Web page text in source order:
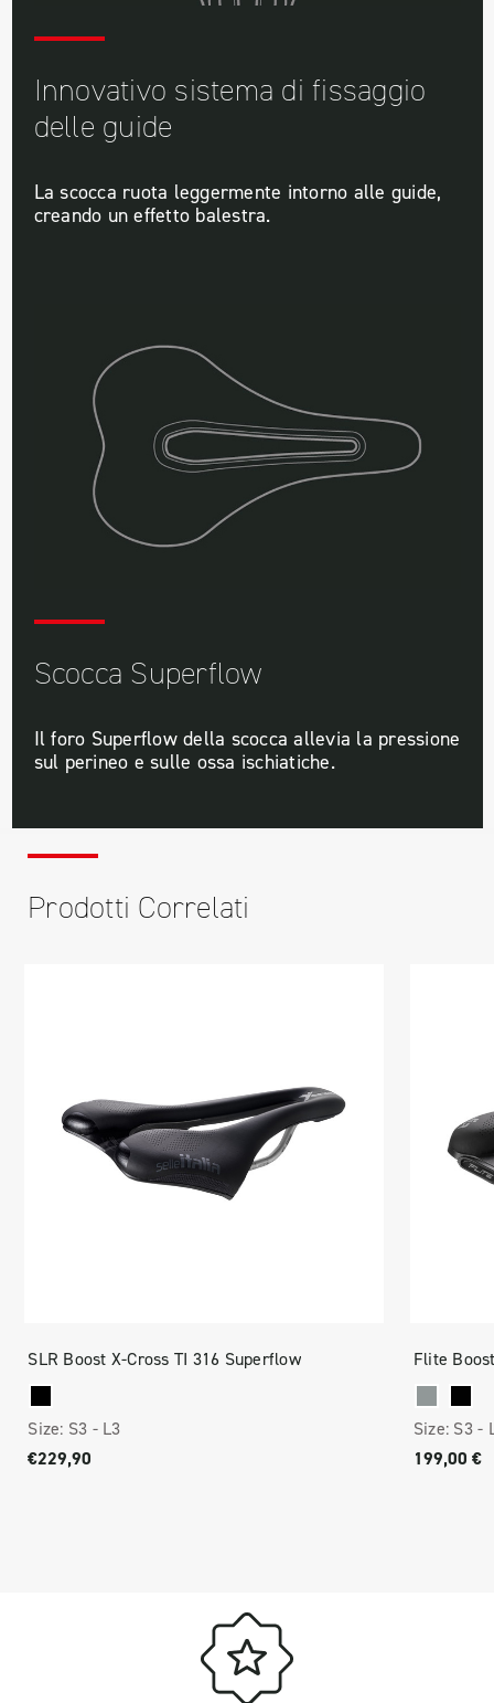
Innovativo sistema di fissaggio
delle guide
La scocca ruota leggermente intorno alle guide,
creando un effetto balestra.
Scocca Superflow
Il foro Superflow della scocca allevia la pressione
sul perineo e sulle ossa ischiatiche.
Prodotti Correlati
SLR Boost X-Cross TI 316 Superflow
Size: S3 - L3
€229,90
Flite
Size: S3 -
199,00 €